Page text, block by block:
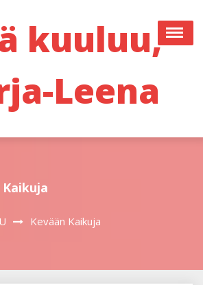
kuuluu,
Leena
Kaikuja
Kevään Kaikuja